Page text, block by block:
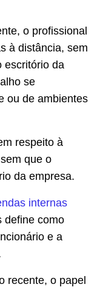
o profissional
à distância, sem
escritório da
se
ou de ambientes
respeito à
que o
da empresa.
internas
define como
e a
recente, o papel